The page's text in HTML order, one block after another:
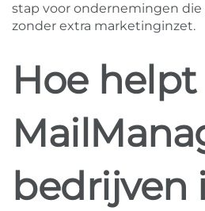
stap voor ondernemingen
zonder extra marketinginzet.
Hoe helpt
bedrijven